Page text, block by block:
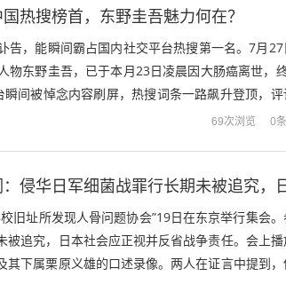
热搜榜首，东野圭吾魅力何在？
告，能瞬间霸占国内社交平台热搜第一名。7月
物东野圭吾，已于本月23日凌晨因大肠癌离世，
间被悼念内容刷屏，热搜词条一路飙升登顶，评
疑惑：日本作家...
69次浏览 0
旧址所发现人骨问题协会”19日在东京举行集会
被追究，日本社会应正视并反省战争责任。会上播
其下属栗原义雄的口述录像。两人在证言中提到，